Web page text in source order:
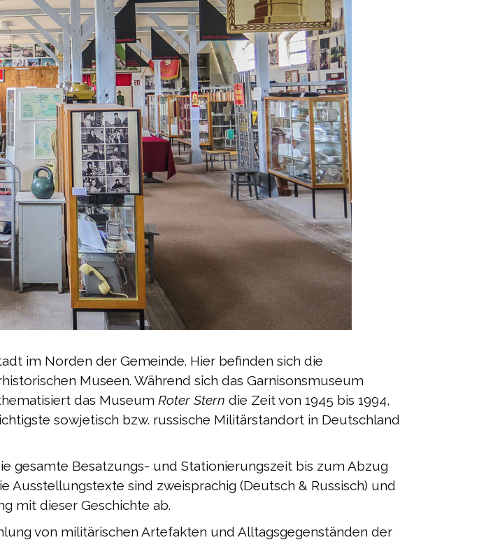
im Norden der Gemeinde. Hier befinden sich die
Museen. Während sich das Garnisonsmuseum
das Museum Roter Stern die Zeit von 1945 bis 1994,
sowjetisch bzw. russische Militärstandort in Deutschland
gesamte Besatzungs- und Stationierungszeit bis zum Abzug
Ausstellungstexte sind zweisprachig (Deutsch & Russisch) und
mit dieser Geschichte ab.
von militärischen Artefakten und Alltagsgegenständen der